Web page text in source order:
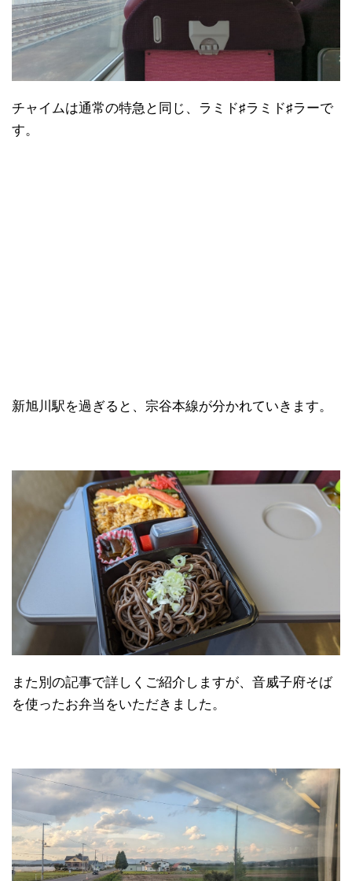
チャイムは通常の特急と同じ、ラミド♯ラミド♯ラーで
す。
新旭川駅を過ぎると、宗谷本線が分かれていきます。
また別の記事で詳しくご紹介しますが、音威子府そば
を使ったお弁当をいただきました。